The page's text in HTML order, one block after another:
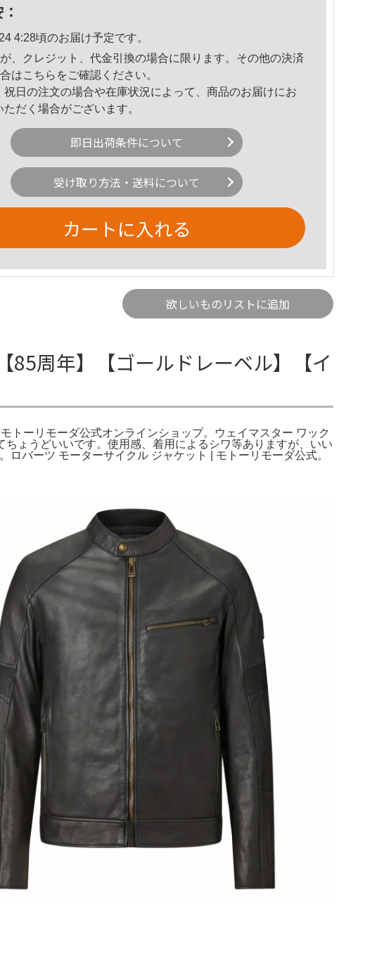
4:28頃のお届け予定です。
、クレジット、代金引換の場合に限ります。その他の決済
はこちら をご確認ください。
日の注文の場合や在庫状況によって、商品のお届けにお
ただく場合がございます。
即日出荷条件について
受け取り方法・送料について
カートに入れる
欲しいものリストに追加
周年】【ゴールドレーベル】【イ
トーリモーダ公式オンラインショップ。ウェイマスター ワック
ょうどいいです。使用感、着用によるシワ等ありますが、いい
バーツ モーターサイクル ジャケット | モトーリモーダ公式。